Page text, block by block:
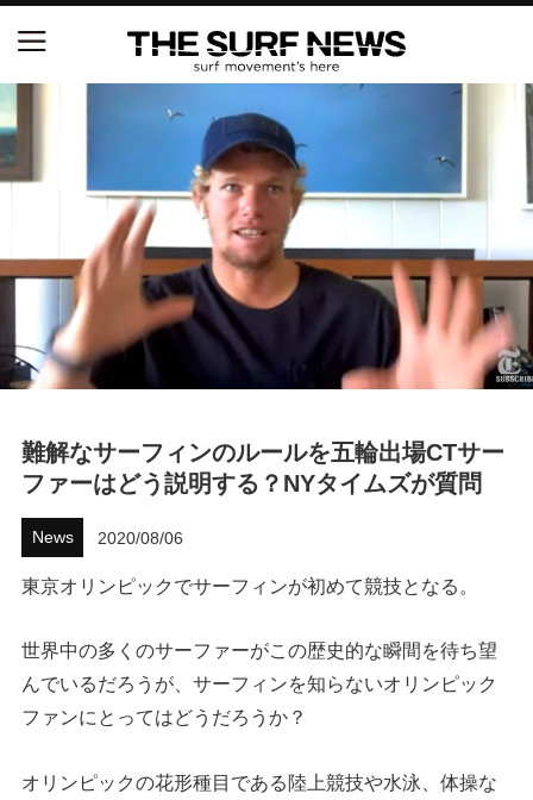
難解なサーフィンのルールを五輪出場CTサー
ファーはどう説明する？NYタイムズが質問
News 2020/08/06
東京オリンピックでサーフィンが初めて競技となる。
世界中の多くのサーファーがこの歴史的な瞬間を待ち望
んでいるだろうが、サーフィンを知らないオリンピック
ファンにとってはどうだろうか？
オリンピックの花形種目である陸上競技や水泳、体操な
NSAと茅ヶ崎市が包括連携協定を締結 自治体との
協定は全国初、サーフィンを軸に地域活性化へ
【五十嵐カノア独占インタビュー】旧友レオ、ジャ
ックとの豪華プライベートセッション
S.ONE ショート＆ロング開幕戦・現地リポート（高
橋みなと）
ウェストジャパン